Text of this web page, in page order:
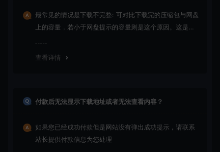
最常见的情况是下载不完整: 可对比下载完的压缩包与网盘
上的容量，若小于网盘提示的容量则是这个原因。这是浏
查看详情
付款后无法显示下载地址或者无法查看内容？
如果您已经成功付款但是网站没有弹出成功提示，请联系
站长提供付款信息为您处理